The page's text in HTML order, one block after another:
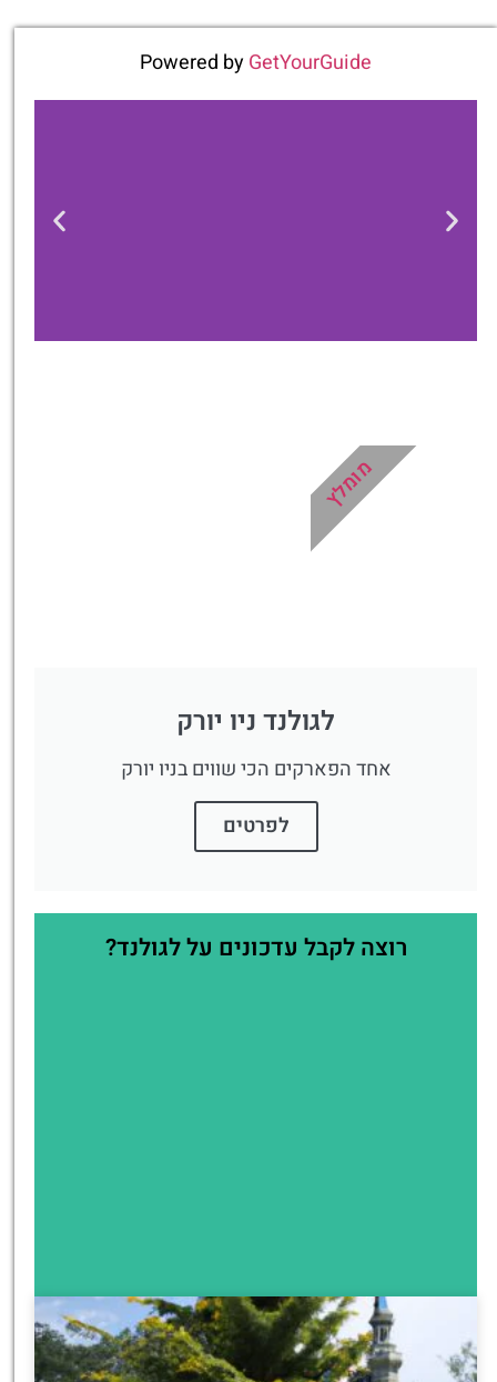
Powered byGetYourGuide
טיסה זולה?
לחצו
פה!
לגולנד ניו יורק
אחד הפארקים הכי שווים בניו יורק
לפרטים
מומלץ
רוצה לקבל עדכונים על לגולנד?